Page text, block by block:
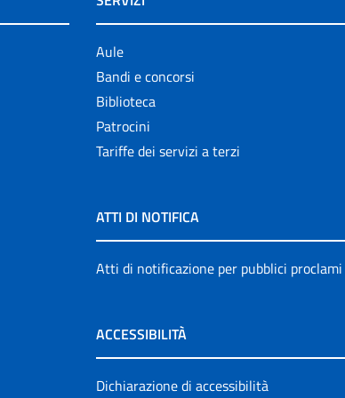
Aule
Bandi e concorsi
Biblioteca
Patrocini
Tariffe dei servizi a terzi
ATTI DI NOTIFICA
Atti di notificazione per pubblici proclami
ACCESSIBILITÀ
Dichiarazione di accessibilità